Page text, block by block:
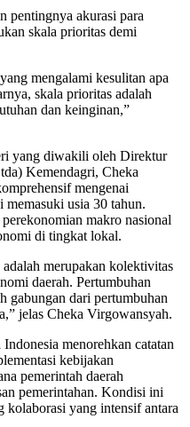
pentingnya akurasi para
skala prioritas demi
mengalami kesulitan apa
skala prioritas adalah
dan keinginan,”
yang diwakili oleh Direktur
Kemendagri, Cheka
mengenai
usia 30 tahun.
makro nasional
di tingkat lokal.
merupakan kolektivitas
daerah. Pertumbuhan
gabungan dari pertumbuhan
jelas Cheka Virgowansyah.
menorehkan catatan
kebijakan
pemerintah daerah
pemerintahan. Kondisi ini
kolaborasi yang intensif antara